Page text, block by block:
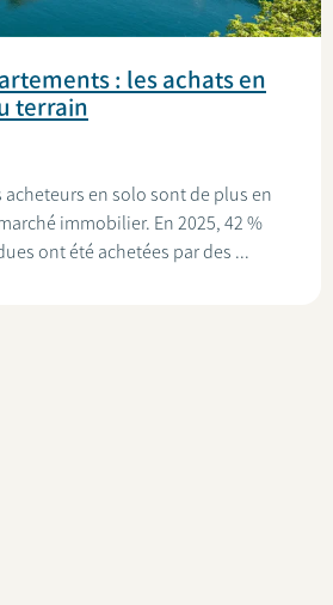
: les achats en
terrain
acheteurs en solo sont de plus en
immobilier. En 2025, 42 %
ont été achetées par des ...